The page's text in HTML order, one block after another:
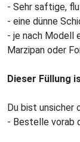
- Sehr saftige,
- eine dünne
- je nach Modell
Marzipan oder
Dieser Füllung
Du bist unsicher
- Bestelle vorab